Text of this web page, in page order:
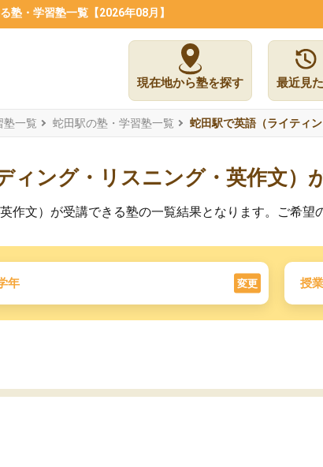
塾・学習塾一覧【2026年08月】
現在地から塾を探す 最近見
塾一覧 蛇田駅の塾・学習塾一覧 蛇田駅で英語（ライティ
ィング・リスニング・英作文）
文）が受講できる塾の一覧結果となります。ご希望
年 変更 授